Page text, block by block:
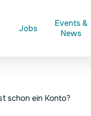
Jobs
Events &
News
schon ein Konto?